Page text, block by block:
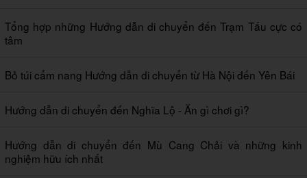
Tổng hợp những Hướng dẫn di chuyển đến Trạm Tấu cực có
tâm
Bỏ túi cẩm nang Hướng dẫn di chuyển từ Hà Nội đến Yên Bái
Hướng dẫn di chuyển đến Nghĩa Lộ - Ăn gì chơi gì?
Hướng dẫn di chuyển đến Mù Cang Chải và những kinh
nghiệm hữu ích nhất